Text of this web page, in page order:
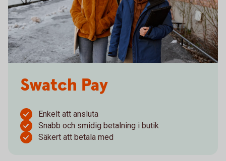
Swatch Pay
Enkelt att ansluta
Snabb och smidig betalning i butik
Säkert att betala med